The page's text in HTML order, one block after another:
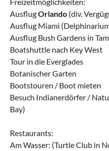
AusflugOrlando (div.
Ausflug Miami
Ausflug Bush Gardens in
Boatshuttle nach Key West
Tour in die Everglades
Botanischer Garten
Bootstouren / Boot mieten
Besuch Indianerdörfer /
Bay)
Restaurants:
Am Wasser: (Turtle Club in